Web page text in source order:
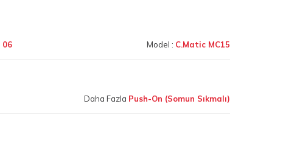
06 Model : C.Matic MC15
Daha Fazla Push-On (Somun Sıkmalı)